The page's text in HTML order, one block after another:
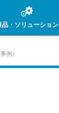
品・ソリューション
例）